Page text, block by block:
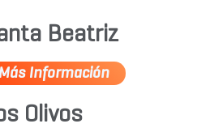
Beatriz
Más Información
Olivos